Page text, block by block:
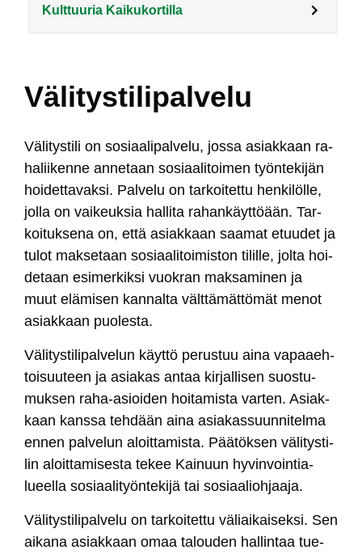
Kulttuuria Kaikukortilla
Välitystilipalvelu
Vä­li­tys­ti­li on so­siaa­li­pal­ve­lu, jos­sa asiak­kaan ra­
ha­lii­ken­ne an­ne­taan so­siaa­li­toi­men työn­te­ki­jän
hoi­det­ta­vak­si. Pal­ve­lu on tar­koi­tet­tu hen­ki­löl­le,
jol­la on vai­keuk­sia hal­li­ta ra­han­käyt­töään. Tar­
koi­tuk­se­na on, et­tä asiak­kaan saa­mat etuu­det ja
tu­lot mak­se­taan so­siaa­li­toi­mis­ton ti­lil­le, jol­ta hoi­
de­taan esi­mer­kik­si vuok­ran mak­sa­mi­nen ja
muut elä­mi­sen kan­nal­ta vält­tä­mät­tö­mät me­not
asiak­kaan puo­les­ta.
Vä­li­tys­ti­li­pal­ve­lun käyt­tö pe­rus­tuu ai­na va­paaeh­
toi­suu­teen ja asia­kas an­taa kir­jal­li­sen suos­tu­
muk­sen ra­ha-asioi­den hoi­ta­mis­ta var­ten. Asiak­
kaan kans­sa teh­dään ai­na asia­kas­suun­ni­tel­ma
en­nen pal­ve­lun aloit­ta­mis­ta. Pää­tök­sen vä­li­tys­ti­
lin aloit­ta­mi­ses­ta te­kee Kai­nuun hy­vin­voin­tia­
lueel­la so­siaa­li­työn­te­ki­jä tai so­siaa­lioh­jaa­ja.
Vä­li­tys­ti­li­pal­ve­lu on tar­koi­tet­tu vä­liai­kai­sek­si. Sen
ai­ka­na asiak­kaan omaa ta­lou­den hal­lin­taa tue­